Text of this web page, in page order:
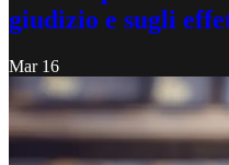
giudizio e sugli
Mar 16